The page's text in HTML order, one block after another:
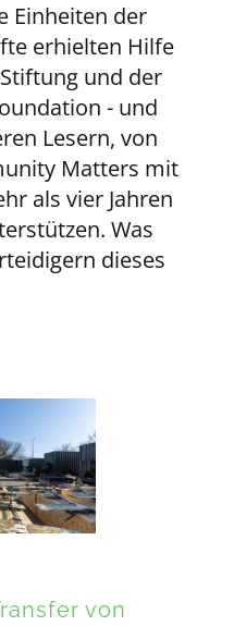
Einheiten der
erhielten Hilfe
und der
- und
Lesern, von
Matters mit
als vier Jahren
Was
dieses
von